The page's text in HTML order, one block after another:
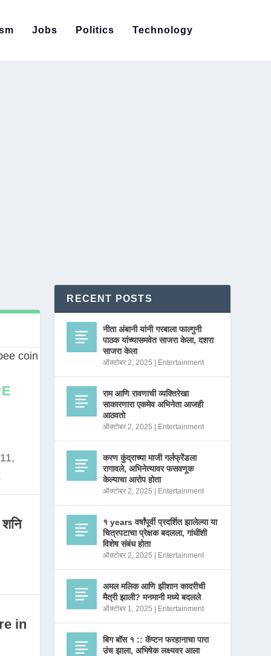
Jobs Politics Technology
in
RECENT POSTS
नीता अंबानी यांनी गरबाला फाल्गुनी
पाठक यांच्यासमवेत साजरा केला, दशरा
साजरा केला
ऑक्टोबर 2, 2025 Entertainment
राम आणि रावणाची व्यक्तिरेखा
साकारणारा एकमेव अभिनेता आजही
आठवतो
ऑक्टोबर 2, 2025 Entertainment
करण कुंद्राच्या माजी गर्लफ्रेंडला
रागावले, अभिनेत्यावर फसवणूक
केल्याचा आरोप होता
ऑक्टोबर 2, 2025 Entertainment
१ years वर्षांपूर्वी प्रदर्शित झालेल्या या
चित्रपटाचा प्रेक्षक बदलला, गांधींशी
विशेष संबंध होता
ऑक्टोबर 2, 2025 Entertainment
अमल मलिक आणि झीशान कादरीची
मैत्री झाली? मनमानी मध्ये बदलले
ऑक्टोबर 1, 2025 Entertainment
बिग बॉस १ :: कॅप्टन फरहानाचा पारा
उंच झाला, अभिषेक लक्ष्यवर आला